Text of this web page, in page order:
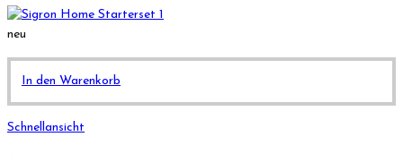
neu
In den Warenkorb
Schnellansicht